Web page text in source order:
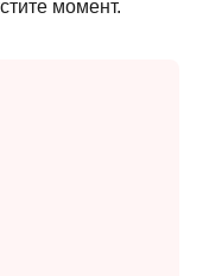
момент.